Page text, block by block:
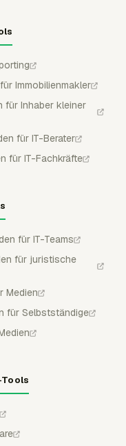
Immobilienmakler
für Inhaber kleiner
für IT-Berater
für IT-Fachkräfte
für IT-Teams
für juristische
Medien
für Selbstständige